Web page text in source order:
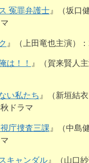
冤罪弁護士』（坂口
』（上田竜也主演）
は！！
』（賀来賢人
い私たち 』（新垣結
ドラマ
庁捜査三課 』（中島
キャンダル』（山口